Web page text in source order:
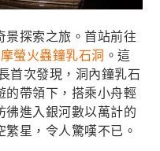
探索之旅。首站前往
螢火蟲鐘乳石洞 。這
首次發現，洞內鐘乳石
的帶領下，搭乘小舟輕
進入銀河數以萬計的
星，令人驚嘆不已。